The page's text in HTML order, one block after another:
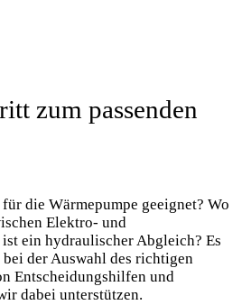
zum passenden
die Wärmepumpe geeignet? Wo
Elektro- und
ein hydraulischer Abgleich? Es
der Auswahl des richtigen
Entscheidungshilfen und
dabei unterstützen.